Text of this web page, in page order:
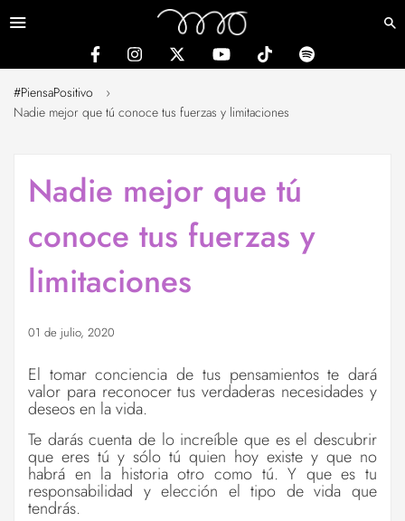
#PiensaPositivo
›
Nadie mejor que tú conoce tus fuerzas y limitaciones
Nadie mejor que tú
conoce tus fuerzas y
limitaciones
01 de julio, 2020
El tomar conciencia de tus pensamientos te dará
valor para reconocer tus verdaderas necesidades y
deseos en la vida.
Te darás cuenta de lo increíble que es el descubrir
que eres tú y sólo tú quien hoy existe y que no
habrá en la historia otro como tú. Y que es tu
responsabilidad y elección el tipo de vida que
tendrás.